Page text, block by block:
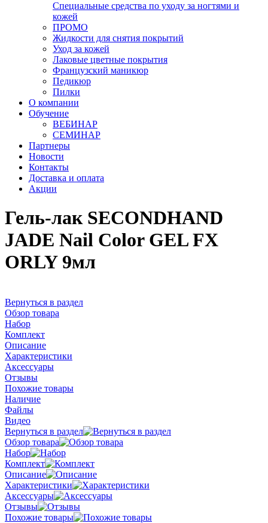
Специальные средства по уходу за ногтями и
кожей
ПРОМО
Жидкости для снятия покрытий
Уход за кожей
Лаковые цветные покрытия
Французский маникюр
Педикюр
Пилки
О компании
Обучение
ВЕБИНАР
СЕМИНАР
Партнеры
Новости
Контакты
Доставка и оплата
Акции
Гель-лак SECONDHAND
JADE Nail Color GEL FX
ORLY 9мл
Вернуться в раздел
Обзор товара
Набор
Комплект
Описание
Характеристики
Аксессуары
Отзывы
Похожие товары
Наличие
Файлы
Видео
Вернуться в раздел
Обзор товара
Набор
Комплект
Описание
Характеристики
Аксессуары
Отзывы
Похожие товары